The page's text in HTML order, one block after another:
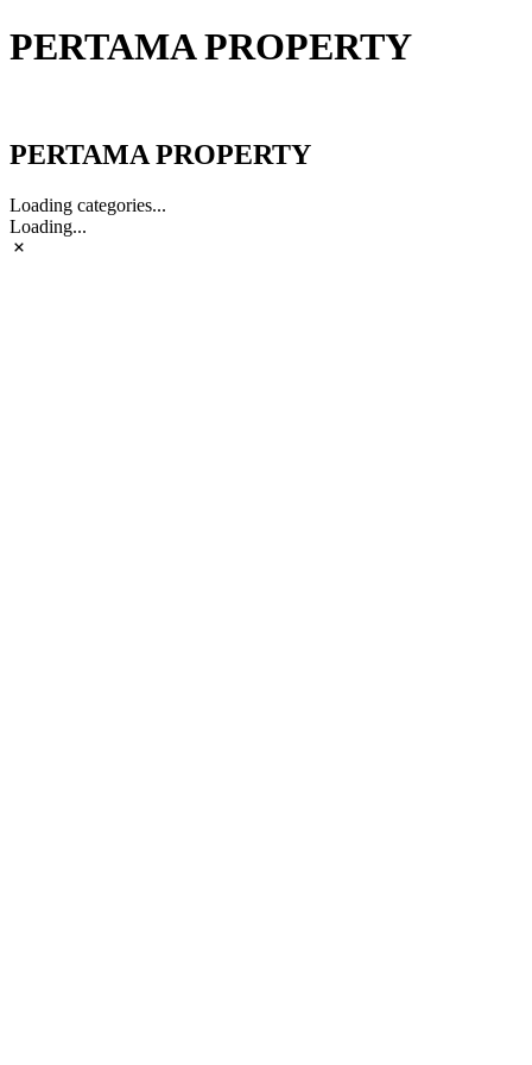
PERTAMA PROPERTY
PERTAMA PROPERTY
Loading categories...
Loading...